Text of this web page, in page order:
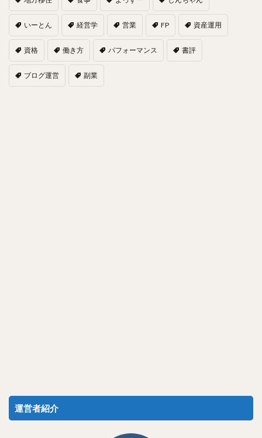
いーとん 経営学 営業 FP 資産運用
資格 働き方 パフォーマンス 書評
ブログ運営 副業
運営者紹介